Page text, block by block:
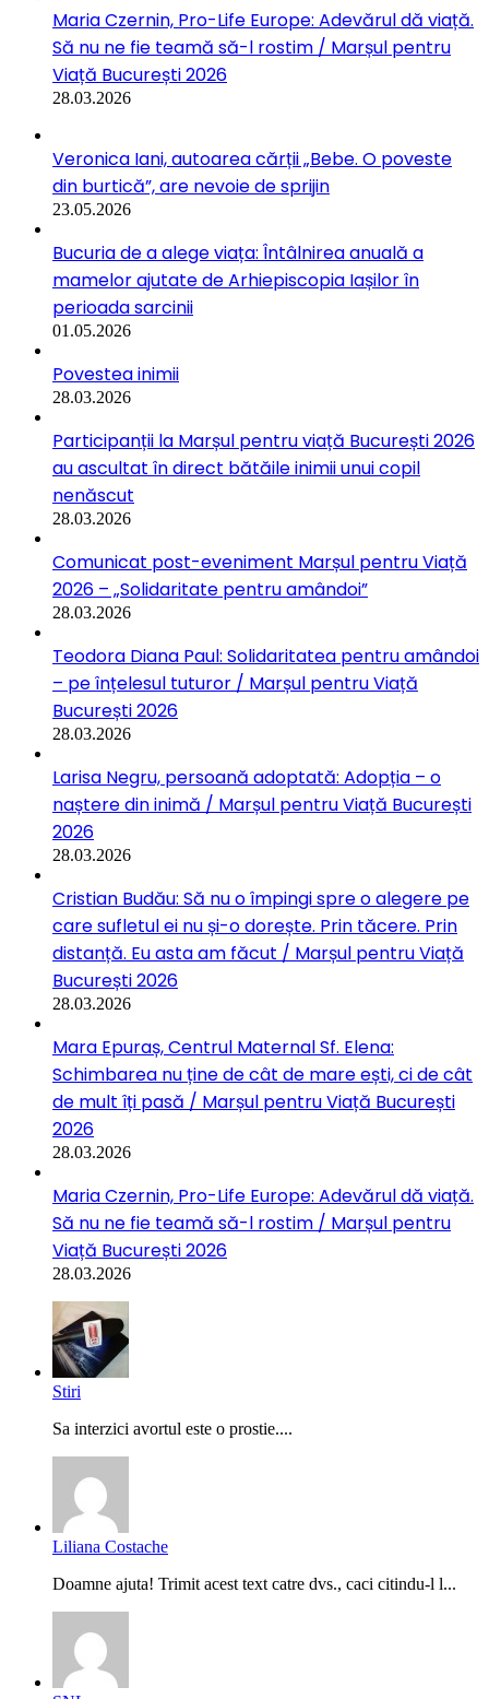
Maria Czernin, Pro-Life Europe: Adevărul dă viață.
Să nu ne fie teamă să-l rostim / Marșul pentru
Viață București 2026
28.03.2026
Veronica Iani, autoarea cărții „Bebe. O poveste
din burtică”, are nevoie de sprijin
23.05.2026
Bucuria de a alege viața: Întâlnirea anuală a
mamelor ajutate de Arhiepiscopia Iașilor în
perioada sarcinii
01.05.2026
Povestea inimii
28.03.2026
Participanții la Marșul pentru viață București 2026
au ascultat în direct bătăile inimii unui copil
nenăscut
28.03.2026
Comunicat post-eveniment Marșul pentru Viață
2026 – „Solidaritate pentru amândoi”
28.03.2026
Teodora Diana Paul: Solidaritatea pentru amândoi
– pe înțelesul tuturor / Marșul pentru Viață
București 2026
28.03.2026
Larisa Negru, persoană adoptată: Adopția – o
naștere din inimă / Marșul pentru Viață București
2026
28.03.2026
Cristian Budău: Să nu o împingi spre o alegere pe
care sufletul ei nu și-o dorește. Prin tăcere. Prin
distanță. Eu asta am făcut / Marșul pentru Viață
București 2026
28.03.2026
Mara Epuraș, Centrul Maternal Sf. Elena:
Schimbarea nu ține de cât de mare ești, ci de cât
de mult îți pasă / Marșul pentru Viață București
2026
28.03.2026
Maria Czernin, Pro-Life Europe: Adevărul dă viață.
Să nu ne fie teamă să-l rostim / Marșul pentru
Viață București 2026
28.03.2026
Stiri
Sa interzici avortul este o prostie....
Liliana Costache
Doamne ajuta! Trimit acest text catre dvs., caci citindu-l l...